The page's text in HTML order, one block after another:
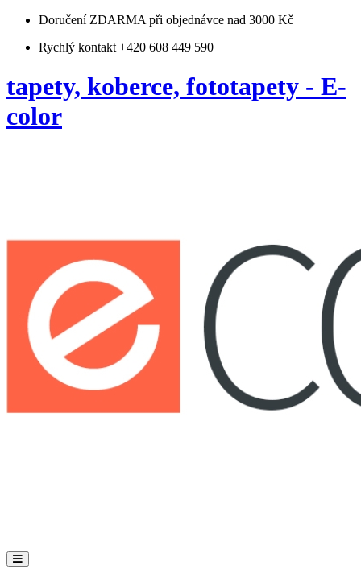
Doručení ZDARMA při objednávce nad 3000 Kč
Rychlý kontakt +420 608 449 590
tapety, koberce, fototapety - E-
color